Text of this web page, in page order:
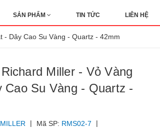
SẢN PHẨM TIN TỨC LIÊN HỆ
Dây Cao Su Vàng - Quartz - 42mm
Miller - Vỏ Vàng
Su Vàng - Quartz -
| Mã SP: RMS02-7 |